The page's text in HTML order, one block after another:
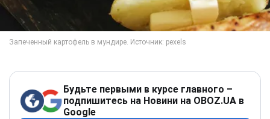
Будьте первыми в курсе главного –
подпишитесь на Новини на OBOZ.UA в
Google